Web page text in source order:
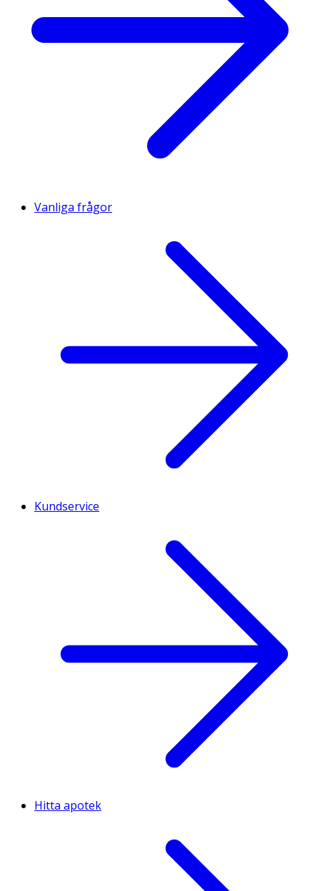
Vanliga frågor
Kundservice
Hitta apotek